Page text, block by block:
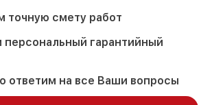
точную смету работ
гарантийный
ответим на все Ваши вопросы